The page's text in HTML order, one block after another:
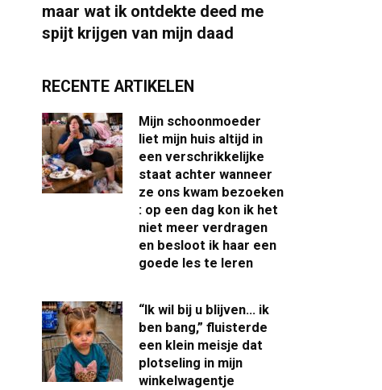
maar wat ik ontdekte deed me
spijt krijgen van mijn daad
RECENTE ARTIKELEN
Mijn schoonmoeder
liet mijn huis altijd in
een verschrikkelijke
staat achter wanneer
ze ons kwam bezoeken
: op een dag kon ik het
niet meer verdragen
en besloot ik haar een
goede les te leren
“Ik wil bij u blijven… ik
ben bang,” fluisterde
een klein meisje dat
plotseling in mijn
winkelwagentje